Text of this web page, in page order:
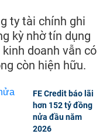
ty tài chính ghi
kỳ nhờ tín dụng
doanh vẫn có
còn hiện hữu.
FE Credit báo lãi
hơn 152 tỷ đồng
nửa đầu năm
2026